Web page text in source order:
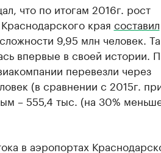
что по итогам 2016г. рост
края составил
9,95 млн человек.
впервые в своей истории.
перевезли через
(в сравнении с 2015г.
– 555,4 тыс. (на 30%
в аэропортах